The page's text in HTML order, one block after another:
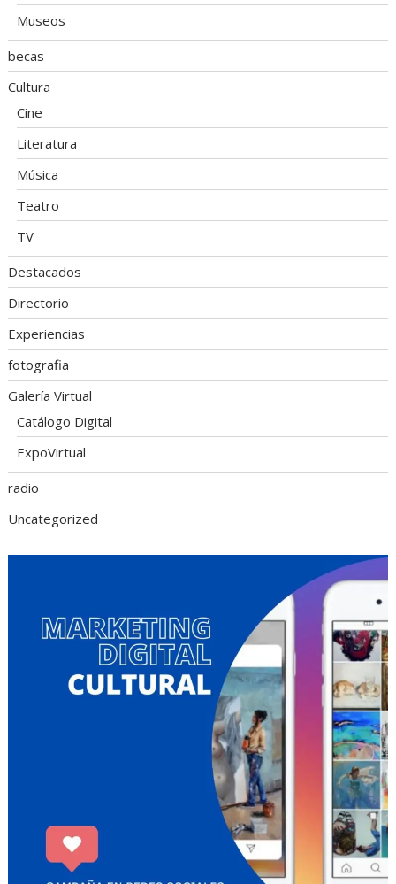
Museos
becas
Cultura
Cine
Literatura
Música
Teatro
TV
Destacados
Directorio
Experiencias
fotografia
Galería Virtual
Catálogo Digital
ExpoVirtual
radio
Uncategorized